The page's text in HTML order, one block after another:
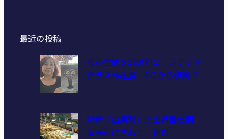
最近の投稿
和の空間を幻想的に ステンド
グラス作品展 8日から伊賀で
特産「白鳳梨」の出荷最盛期
直売所にぎわう 伊賀